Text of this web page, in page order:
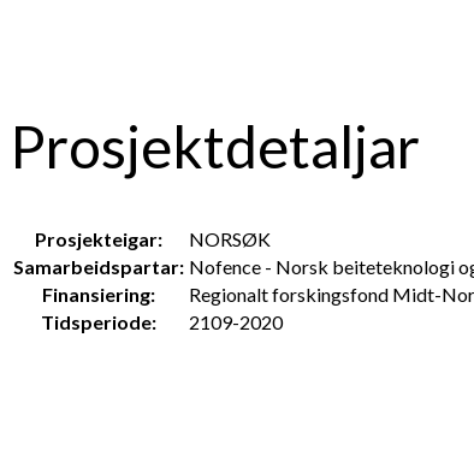
Prosjektdetaljar
Prosjekteigar:
NORSØK
Samarbeidspartar: Nofence - Norsk beiteteknologi
Finansiering:
Regionalt forskingsfond Midt-
Tidsperiode:
2109-2020